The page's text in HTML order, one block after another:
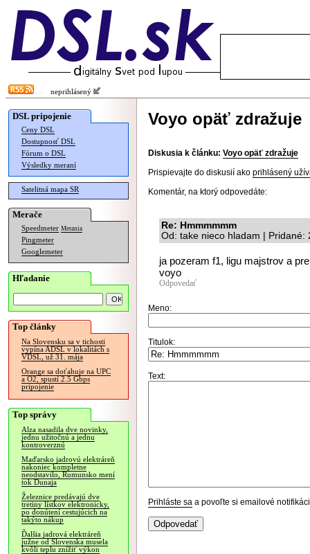
neprihlásený
DSL pripojenie
Ceny DSL
Dostupnosť DSL
Fórum o DSL
Výsledky meraní
Satelitná mapa SR
Merače
Speedmeter Merania
Pingmeter
Googlemeter
Hľadanie
Top články
Na Slovensku sa v tichosti
vypína ADSL v lokalitách s
VDSL, už 31. mája
Orange sa doťahuje na UPC
a O2, spustí 2.5 Gbps
pripojenie
Top správy
Alza nasadila dve novinky,
jednu užitočnú a jednu
kontroverznú
Maďarsko jadrovú elektráreň
nakoniec kompletne
neodstavilo, Rumunsko mení
tok Dunaja
Železnice predávajú dve
tretiny lístkov elektronicky,
po donútení cestujúcich na
takýto nákup
Ďalšia jadrová elektráreň
južne od Slovenska musela
kvôli teplu znížiť výkon
Voyo opäť zdražuje
Diskusia k článku: Voyo opäť zdražuje
Prispievajte do diskusií ako prihlásený
Komentár, na ktorý odpovedáte:
Re: Hmmmmmm
Od: take nieco hladam | Pridané:
ja pozeram f1, ligu majstrov a
voyo
Odpovedať
Meno:
Titulok:
Text:
Prihláste sa a povoľte si emailové